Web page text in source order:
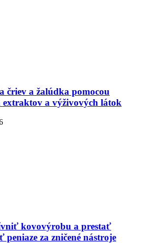
čriev a žalúdka pomocou
extraktov a výživových látok
kovovýrobu a prestať
peniaze za zničené nástroje